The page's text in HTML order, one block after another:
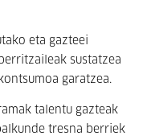
eta gazteei
sustatzea
garatzea.
talentu gazteak
tresna berriek